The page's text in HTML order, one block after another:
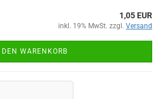
1,05 EUR
inkl. 19% MwSt. zzgl. Versand
DEN WARENKORB